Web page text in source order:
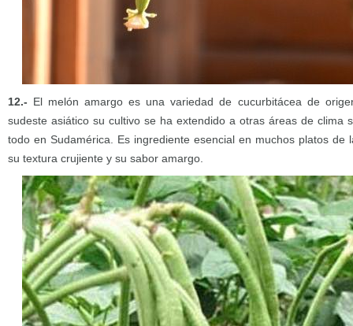
12.- El melón amargo es una variedad de cucurbitácea de
sudeste asiático su cultivo se ha extendido a otras áreas de clima
todo en Sudamérica. Es ingrediente esencial en muchos platos de
su textura crujiente y su sabor amargo.